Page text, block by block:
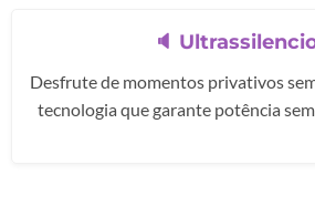
🔈
Desfrute de momentos privativos
tecnologia que garante potência